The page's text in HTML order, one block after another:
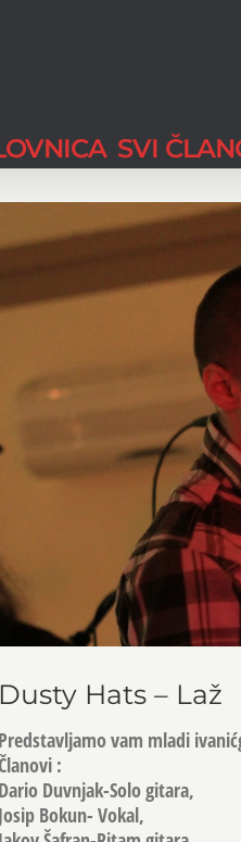
SVI
Larger
Image
Dusty Hats – Laž
Predstavljamo vam mladi
:
Dario Duvnjak-Solo gitara,
Josip Bokun- Vokal,